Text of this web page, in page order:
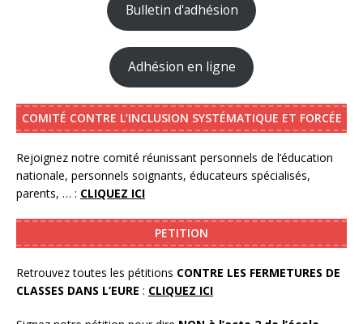
Bulletin d'adhésion
Adhésion en ligne
COMITÉ CONTRE L’INCLUSION SYSTÉMATIQUE ET FORCÉE
Rejoignez notre comité réunissant personnels de l’éducation
nationale, personnels soignants, éducateurs spécialisés,
parents, … : CLIQUEZ ICI
PETITION
Retrouvez toutes les pétitions CONTRE LES FERMETURES DE
CLASSES DANS L’EURE : CLIQUEZ ICI